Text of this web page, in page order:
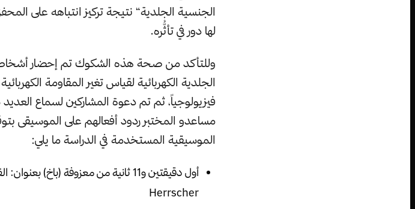
الجنسية الجلدية“ نتيجة تركيز انتباهه على
لها دور في تأثُّره.
وللتأكد من صحة هذه الشكوك تم إحضار
الجلدية الكهربائية لقياس تغير المقاومة
فيزيولوجياً، ثم تم دعوة المشاركين لسماع
مساعدو المختبر ردود أفعالهم على الموسيقى
الموسيقية المستخدمة في الدراسة ما يلي:
Herrscher